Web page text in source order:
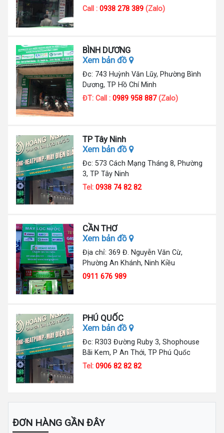
Call :0938 278 389(Zalo)
BÌNH DƯƠNG
Xem bản đồ
Đc: 743 Huỳnh Văn Lũy, Phường Bình
Dương, TP Hồ Chí Minh
ĐT: Call :0989 958 887(Zalo)
TP Tây Ninh
Xem bản đồ
Đc: 573 Cách Mạng Tháng 8, Phường
3, TP Tây Ninh
Tel:0938 74 82 82
CẦN THƠ
Xem bản đồ
Địa chỉ: 369 Đ. Nguyễn Văn Cừ,
Phường An Khánh, Ninh Kiều
0911 676 989
PHÚ QUỐC
Xem bản đồ
Đc: R303 Đường Ruby 3, Shophouse
Bãi Kem, P An Thới, TP Phú Quốc
Tel:0906 82 82 82
ĐƠN HÀNG GẦN ĐÂY